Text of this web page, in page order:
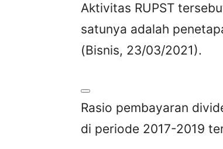
Aktivitas RUPST
satunya adalah
(Bisnis, 23/03/2021).
Rasio pembayaran
di periode 2017-2019